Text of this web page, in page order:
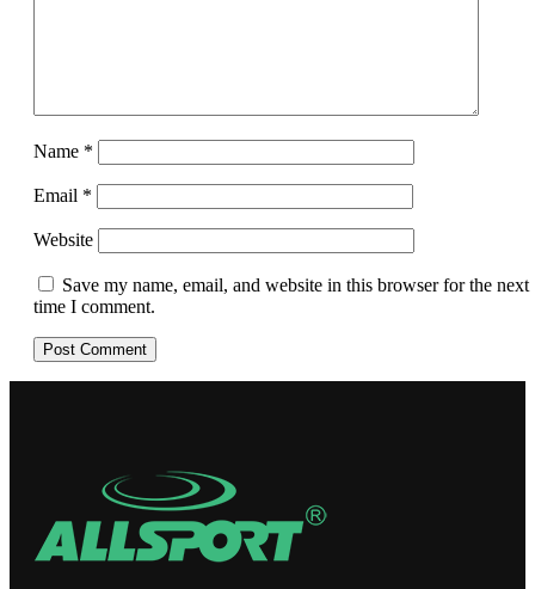
Name *
Email *
Website
Save my name, email, and website in this browser for the next
time I comment.